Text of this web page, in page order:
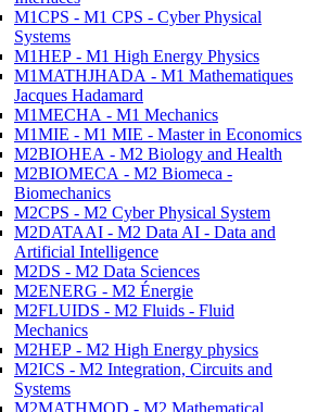
M1CPS - M1 CPS - Cyber Physical
Systems
M1HEP - M1 High Energy Physics
M1MATHJHADA - M1 Mathematiques
Jacques Hadamard
M1MECHA - M1 Mechanics
M1MIE - M1 MIE - Master in Economics
M2BIOHEA - M2 Biology and Health
M2BIOMECA - M2 Biomeca -
Biomechanics
M2CPS - M2 Cyber Physical System
M2DATAAI - M2 Data AI - Data and
Artificial Intelligence
M2DS - M2 Data Sciences
M2ENERG - M2 Énergie
M2FLUIDS - M2 Fluids - Fluid
Mechanics
M2HEP - M2 High Energy physics
M2ICS - M2 Integration, Circuits and
Systems
M2MATHMOD - M2 Mathematical